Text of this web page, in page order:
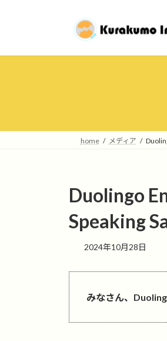
プ
動
home メディア
Duolingo
Speaking
2024年10月28日
みなさん、